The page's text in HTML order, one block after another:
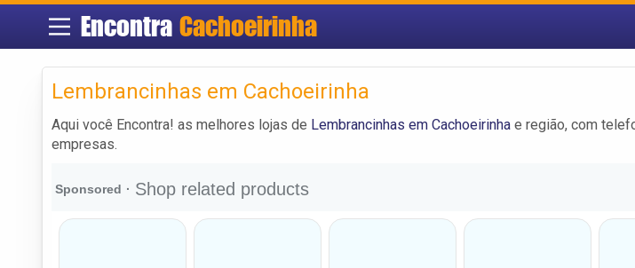
Encontra Cachoeirinha
Lembrancinhas em Cachoeirinha
Aqui você Encontra! as melhores lojas de Lembrancinhas em Cachoeirinha e região, com
empresas.